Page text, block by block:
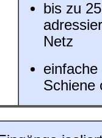
bis zu
Netz
Schiene